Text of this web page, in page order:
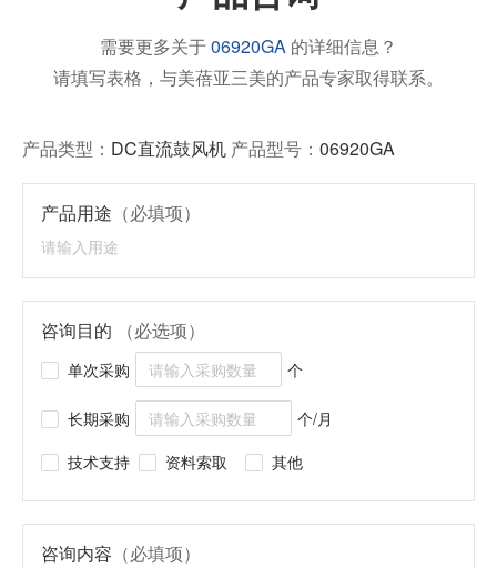
需要更多关于06920GA 的详细信息？
请填写表格，与美蓓亚三美的产品专家取得联系。
产品类型： DC直流鼓风机 产品型号： 06920GA
产品用途 （必填项）
咨询目的 （必选项）
单次采购 个
长期采购
个/月
技术支持
资料索取 其他
咨询内容 （必填项）